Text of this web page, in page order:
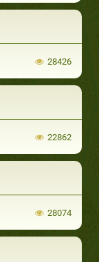
28426
22862
28074